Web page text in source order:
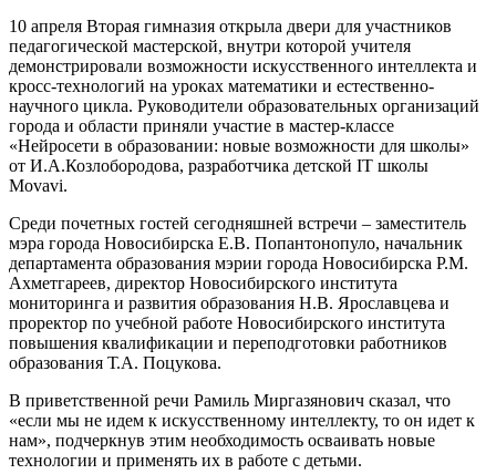
10 апреля Вторая гимназия открыла двери для участников
педагогической мастерской, внутри которой учителя
демонстрировали возможности искусственного интеллекта и
кросс-технологий на уроках математики и естественно-
научного цикла. Руководители образовательных организаций
города и области приняли участие в мастер-классе
«Нейросети в образовании: новые возможности для школы»
от И.А.Козлобородова, разработчика детской IT школы
Movavi.
Среди почетных гостей сегодняшней встречи – заместитель
мэра города Новосибирска Е.В. Попантонопуло, начальник
департамента образования мэрии города Новосибирска Р.М.
Ахметгареев, директор Новосибирского института
мониторинга и развития образования Н.В. Ярославцева и
проректор по учебной работе Новосибирского института
повышения квалификации и переподготовки работников
образования Т.А. Поцукова.
В приветственной речи Рамиль Миргазянович сказал, что
«если мы не идем к искусственному интеллекту, то он идет к
нам», подчеркнув этим необходимость осваивать новые
технологии и применять их в работе с детьми.